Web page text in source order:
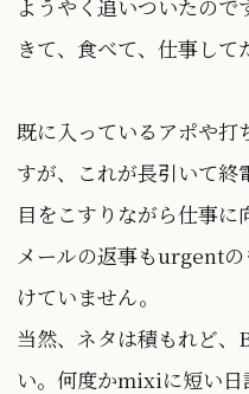
ようやく追いついたの
きて、食べて、仕事して
既に入っているアポや打
すが、これが長引いて終
目をこすりながら仕事に
メールの返事もurgent
けていません。
当然、ネタは積もれど
い。何度かmixiに短い日